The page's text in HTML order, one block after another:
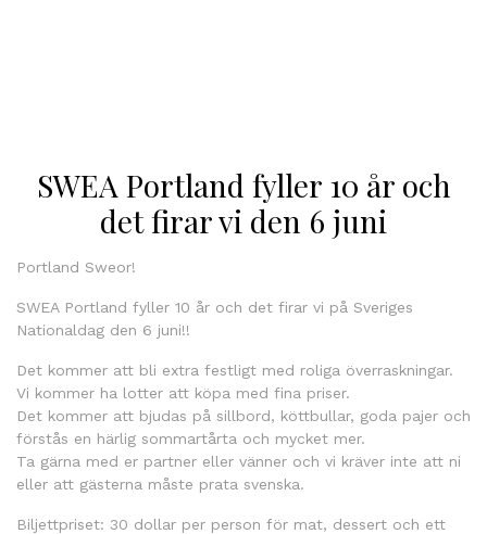
SWEA Portland fyller 10 år och
det firar vi den 6 juni
Portland Sweor!
SWEA Portland fyller 10 år och det firar vi på Sveriges
Nationaldag den 6 juni!!
Det kommer att bli extra festligt med roliga överraskningar.
Vi kommer ha lotter att köpa med fina priser.
Det kommer att bjudas på sillbord, köttbullar, goda pajer och
förstås en härlig sommartårta och mycket mer.
Ta gärna med er partner eller vänner och vi kräver inte att ni
eller att gästerna måste prata svenska.
Biljettpriset: 30 dollar per person för mat, dessert och ett